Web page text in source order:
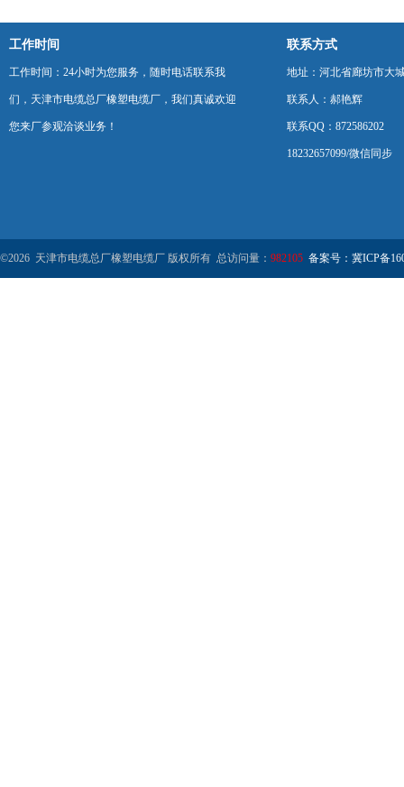
工作时间
工作时间：24小时为您服务，随时电话联系我
们，天津市电缆总厂橡塑电缆厂，我们真诚欢迎
您来厂参观洽谈业务！
联系方式
地址：河北省廊坊市大
联系人：郝艳辉
联系QQ：872586202
18232657099/微信同步
©2026 天津市电缆总厂橡塑电缆厂 版权所有 总访问量： 982105 备案号：冀ICP备